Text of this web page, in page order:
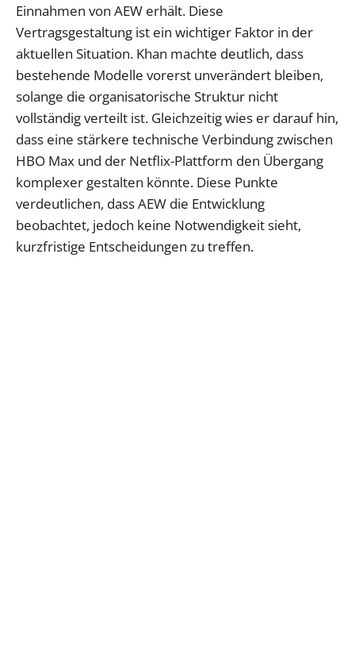
Einnahmen von AEW erhält. Diese
Vertragsgestaltung ist ein wichtiger Faktor in der
aktuellen Situation. Khan machte deutlich, dass
bestehende Modelle vorerst unverändert bleiben,
solange die organisatorische Struktur nicht
vollständig verteilt ist. Gleichzeitig wies er darauf hin,
dass eine stärkere technische Verbindung zwischen
HBO Max und der Netflix-Plattform den Übergang
komplexer gestalten könnte. Diese Punkte
verdeutlichen, dass AEW die Entwicklung
beobachtet, jedoch keine Notwendigkeit sieht,
kurzfristige Entscheidungen zu treffen.